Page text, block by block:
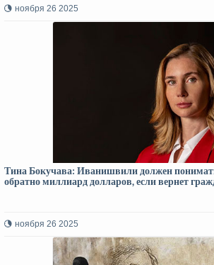
ноября 26 2025
Тина Бокучава: Иванишвили должен
обратно миллиард долларов, если вернет
ноября 26 2025